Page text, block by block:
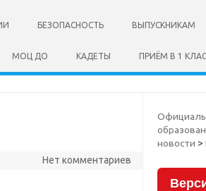
БЕЗОПАСНОСТЬ ВЫПУСКНИКАМ
МОЦ ДО КАДЕТЫ ПРИЁМ В 1
Нет комментариев
новости >